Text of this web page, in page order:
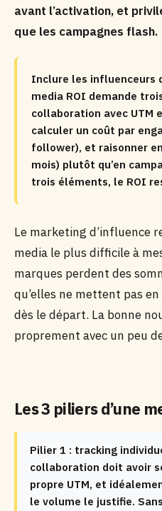
avant l’activation, et
que les campagnes flash.
Inclure les influenceurs
media ROI demande
collaboration avec UTM
calculer un coût par
follower), et raisonner
mois) plutôt qu’en
trois éléments, le ROI
Le marketing d’influence
media le plus difficile à
marques perdent des
qu’elles ne mettent pas
dès le départ. La bonne
proprement avec un peu
Les 3 piliers d’une
Pilier 1 : tracking
collaboration doit avoir
propre UTM, et
le volume le justifie.